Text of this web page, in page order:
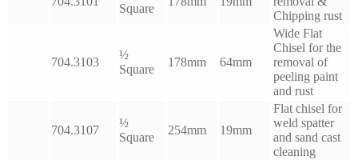
Square
Chipping rust
704.3103
½
Square
178mm 64mm
Wide Flat
Chisel for the
removal of
peeling paint
and rust
704.3107
½
Square
254mm 19mm
Flat chisel for
weld spatter
and sand cast
cleaning